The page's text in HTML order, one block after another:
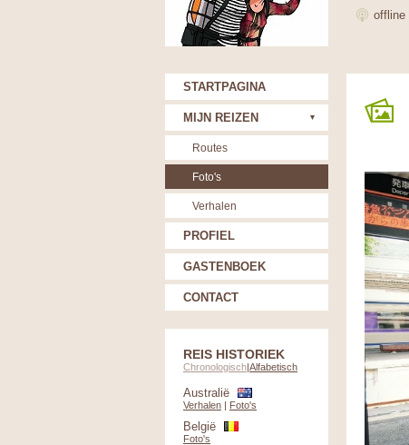
offline
STARTPAGINA
MIJN REIZEN
Routes
Foto's
Verhalen
PROFIEL
GASTENBOEK
CONTACT
REIS HISTORIEK
Chronologisch|Alfabetisch
Australië
Verhalen | Foto's
België
Foto's